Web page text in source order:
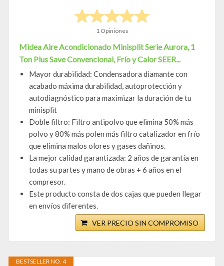
1 Opiniones
Midea Aire Acondicionado Minisplit Serie Aurora, 1
Ton Plus Save Convencional, Frío y Calor SEER...
Mayor durabilidad: Condensadora diamante con
acabado máxima durabilidad, autoprotección y
autodiagnóstico para maximizar la duración de tu
minisplit
Doble filtro: Filtro antipolvo que elimina 50% más
polvo y 80% más polen más filtro catalizador en frío
que elimina malos olores y gases dañinos.
La mejor calidad garantizada: 2 años de garantía en
todas su partes y mano de obras + 6 años en el
compresor.
Este producto consta de dos cajas que pueden llegar
en envíos diferentes.
VER PRECIO SIN COMPROMISO
BESTSELLER NO. 4